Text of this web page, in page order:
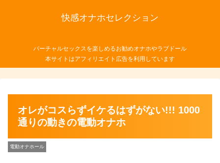
快感オナホセレクション
バーチャルセックスを楽しめるお勧めオナホやラブドール
本サイトはアフィリエイト広告を利用しています
オレがコスらずイケるはずがない!!! 1000
通りの動きの電動オナホ
電動オナホール